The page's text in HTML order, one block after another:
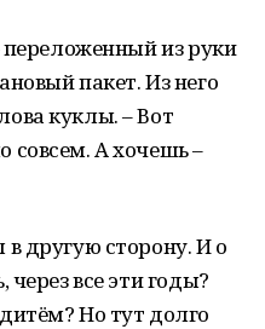
переложенный из руки
пакет. Из него
куклы. – Вот
совсем. А хочешь –
другую сторону. И о
через все эти годы?
Но тут долго